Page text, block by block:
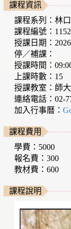
課程資訊
課程系列：林
課程編號：
授課日期：
停／補課：
授課時間：
上課時數：15
授課教室：師
連絡電話：02-
加入行事曆：
課程費用
學費：5000
報名費：300
教材費：600
課程說明